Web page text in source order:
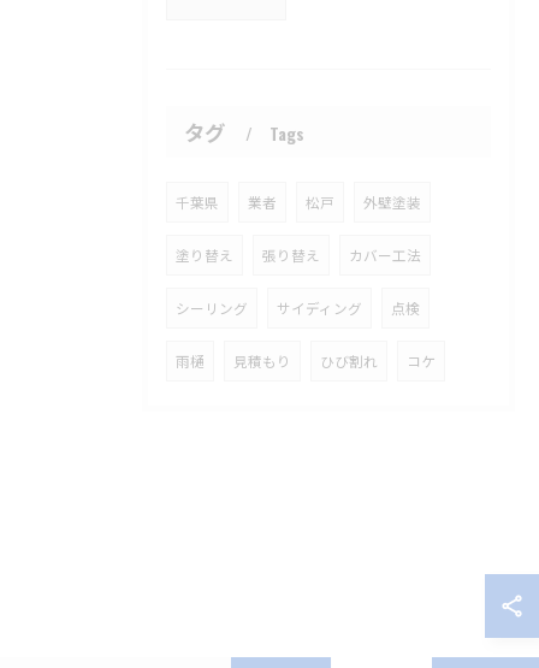
タグ Tags
千葉県 業者 松戸 外壁塗装
塗り替え 張り替え カバー工法
シーリング サイディング 点検
雨樋 見積もり ひび割れ コケ